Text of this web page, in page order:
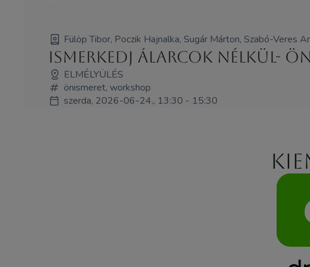
Fülöp Tibor, Poczik Hajnalka, Sugár Márton, Szabó-Veres
Ismerkedj Álarcok Nélkül-
ELMÉLYÜLÉS
önismeret, workshop
szerda, 2026-06-24., 13:30 - 15:30